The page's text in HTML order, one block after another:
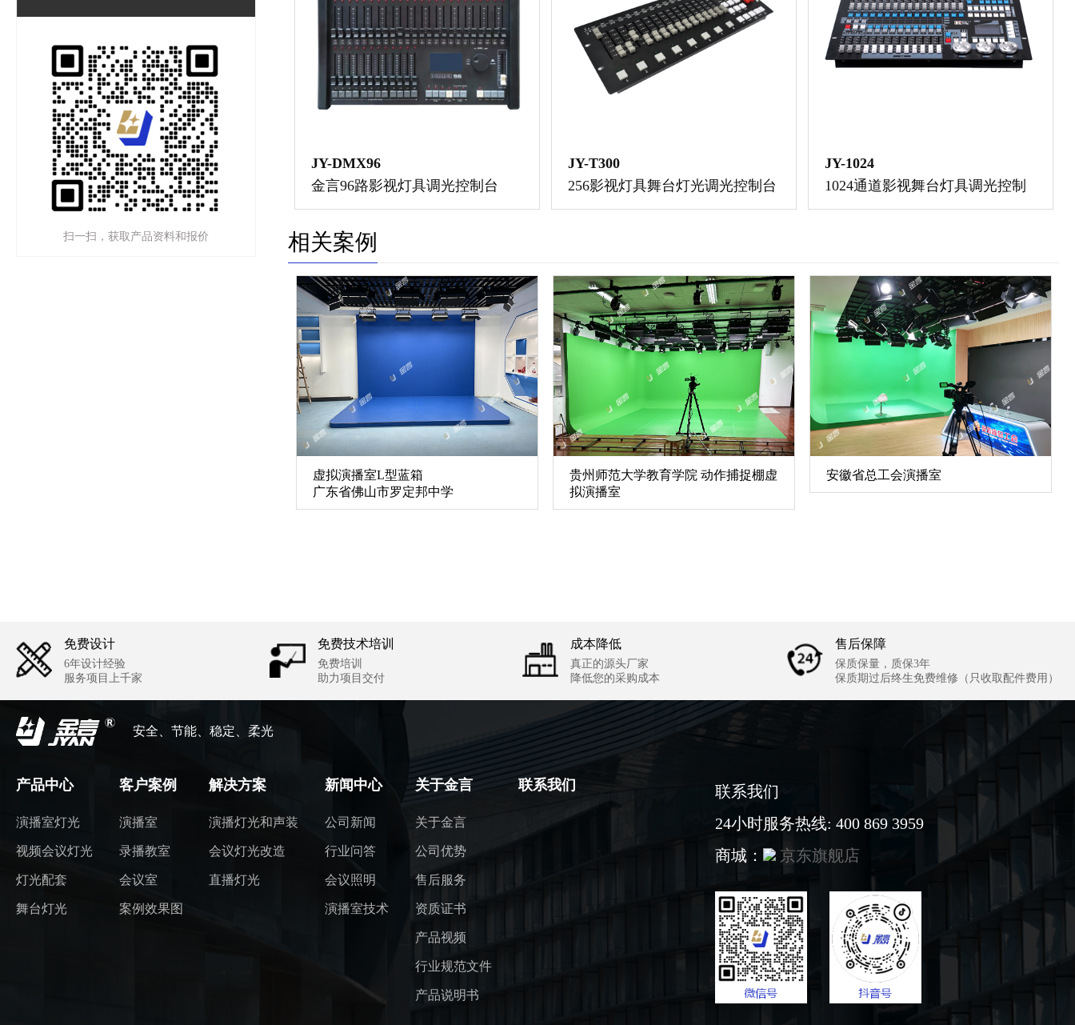
扫一扫，获取产品资料和报价
JY-DMX96
金言96路影视灯具调光控制台
JY-T300
256影视灯具舞台灯光调光控制台
JY-1024
1024通道影视舞台灯具调光控制
台
相关案例
虚拟演播室L型蓝箱
广东省佛山市罗定邦中学
贵州师范大学教育学院 动作捕捉棚虚
拟演播室
安徽省总工会演播室
免费设计
6年设计经验
服务项目上千家
免费技术培训
免费培训
助力项目交付
成本降低
真正的源头厂家
降低您的采购成本
售后保障
保质保量，质保3年
保质期过后终生免费维修（只收取配件费用）
安全、节能、稳定、柔光
产品中心
演播室灯光
视频会议灯光
灯光配套
舞台灯光
客户案例
演播室
录播教室
会议室
案例效果图
解决方案
演播灯光和声装
会议灯光改造
直播灯光
新闻中心
公司新闻
行业问答
会议照明
演播室技术
关于金言
关于金言
公司优势
售后服务
资质证书
产品视频
行业规范文件
产品说明书
联系我们
联系我们
24小时服务热线: 400 869 3959
商城：
京东旗舰店